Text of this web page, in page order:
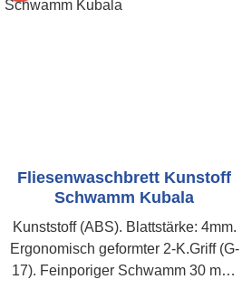
Fliesenwaschbrett Kunstoff
Schwamm Kubala
Kunststoff (ABS). Blattstärke: 4mm.
Ergonomisch geformter 2-K.Griff (G-
17). Feinporiger Schwamm 30 mm.